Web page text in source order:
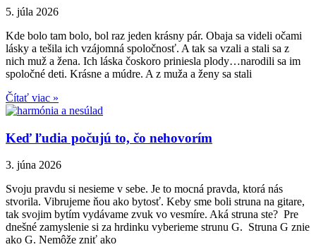
5. júla 2026
Kde bolo tam bolo, bol raz jeden krásny pár. Obaja sa videli očami
lásky a tešila ich vzájomná spoločnosť. A tak sa vzali a stali sa z
nich muž a žena. Ich láska čoskoro priniesla plody…narodili sa im
spoločné deti. Krásne a múdre. A z muža a ženy sa stali
Čítať viac »
Keď ľudia počujú to, čo nehovorím
3. júna 2026
Svoju pravdu si nesieme v sebe. Je to mocná pravda, ktorá nás
stvorila. Vibrujeme ňou ako bytosť. Keby sme boli struna na gitare,
tak svojim bytím vydávame zvuk vo vesmíre. Aká struna ste? Pre
dnešné zamyslenie si za hrdinku vyberieme strunu G. Struna G znie
ako G. Nemôže zniť ako